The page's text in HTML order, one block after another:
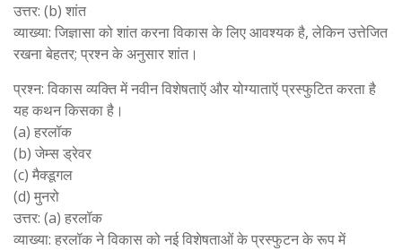
उत्तर: (b) शांत
व्याख्या: जिज्ञासा को शांत करना विकास के लिए आवश्यक है, लेकिन उत्तेजित
रखना बेहतर; प्रश्न के अनुसार शांत।
प्रश्न: विकास व्‍यक्ति में नवीन विशेषताऍ और योग्‍याताऍ प्रस्‍फुटित करता है
यह कथन किसका है।
(a) हरलॉक
(b) जेम्‍स ड्रेवर
(c) मैक्‍डूगल
(d) मुनरो
उत्तर: (a) हरलॉक
व्याख्या: हरलॉक ने विकास को नई विशेषताओं के प्रस्फुटन के रूप में